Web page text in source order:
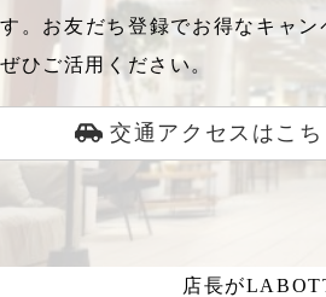
す。お友だち登録でお得なキャ
ぜひご活用ください。
交通アクセスはこち
店長が